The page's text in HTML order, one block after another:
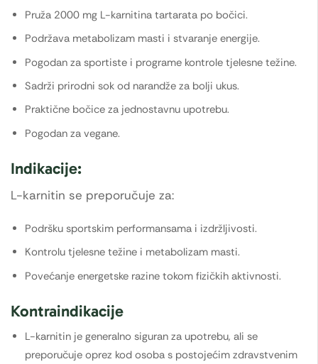
Pruža 2000 mg L-karnitina tartarata po bočici.
Podržava metabolizam masti i stvaranje energije.
Pogodan za sportiste i programe kontrole tjelesne težine.
Sadrži prirodni sok od narandže za bolji ukus.
Praktične bočice za jednostavnu upotrebu.
Pogodan za vegane.
Indikacije:
L-karnitin se preporučuje za:
Podršku sportskim performansama i izdržljivosti.
Kontrolu tjelesne težine i metabolizam masti.
Povećanje energetske razine tokom fizičkih aktivnosti.
Kontraindikacije
L-karnitin je generalno siguran za upotrebu, ali se
preporučuje oprez kod osoba s postojećim zdravstvenim